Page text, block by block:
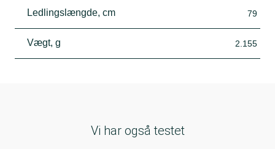
Ledlingslængde, cm 79
Vægt, g 2.155
Vi har også testet